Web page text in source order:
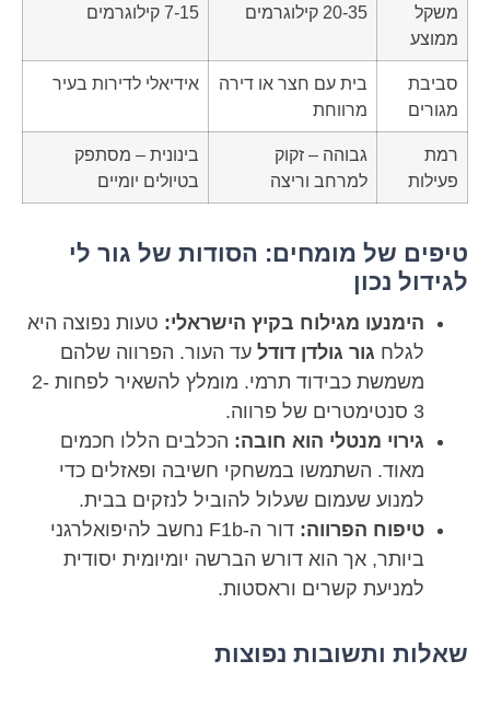
משקל
ממוצע
20-35 קילוגרמים 7-15 קילוגרמים
סביבת
מגורים
בית עם חצר או דירה
מרווחת
אידיאלי לדירות בעיר
רמת
פעילות
גבוהה – זקוק
למרחב וריצה
בינונית – מסתפק
בטיולים יומיים
טיפים של מומחים: הסודות של גור לי
לגידול נכון
הימנעו מגילוח בקיץ הישראלי: טעות נפוצה היא
לגלח גור גולדן דודל עד העור. הפרווה שלהם
משמשת כבידוד תרמי. מומלץ להשאיר לפחות 2-
3 סנטימטרים של פרווה.
גירוי מנטלי הוא חובה: הכלבים הללו חכמים
מאוד. השתמשו במשחקי חשיבה ופאזלים כדי
למנוע שעמום שעלול להוביל לנזקים בבית.
טיפוח הפרווה:
דור ה-F1b נחשב להיפואלרגני
ביותר, אך הוא דורש הברשה יומיומית יסודית
למניעת קשרים וראסטות.
שאלות ותשובות נפוצות